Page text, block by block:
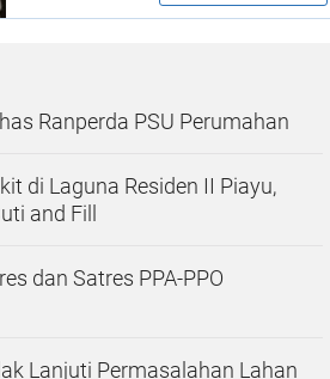
Ranperda PSU Perumahan
di Laguna Residen II Piayu,
and Fill
dan Satres PPA-PPO
Lanjuti Permasalahan Lahan